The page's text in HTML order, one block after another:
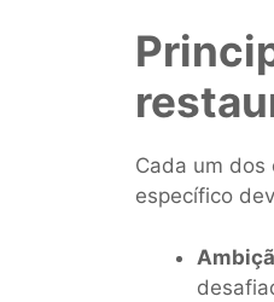
Cada um dos
específico